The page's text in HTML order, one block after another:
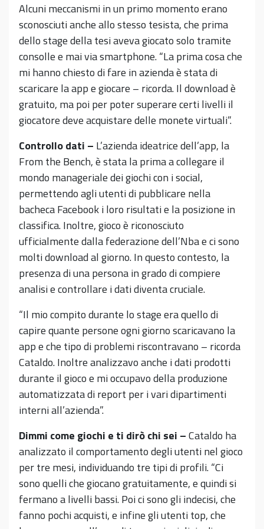
Alcuni meccanismi in un primo momento erano
sconosciuti anche allo stesso tesista, che prima
dello stage della tesi aveva giocato solo tramite
consolle e mai via smartphone. “La prima cosa che
mi hanno chiesto di fare in azienda è stata di
scaricare la app e giocare – ricorda. Il download è
gratuito, ma poi per poter superare certi livelli il
giocatore deve acquistare delle monete virtuali”.
Controllo dati – L’azienda ideatrice dell’app, la
From the Bench, è stata la prima a collegare il
mondo manageriale dei giochi con i social,
permettendo agli utenti di pubblicare nella
bacheca Facebook i loro risultati e la posizione in
classifica. Inoltre, gioco è riconosciuto
ufficialmente dalla federazione dell’Nba e ci sono
molti download al giorno. In questo contesto, la
presenza di una persona in grado di compiere
analisi e controllare i dati diventa cruciale.
“Il mio compito durante lo stage era quello di
capire quante persone ogni giorno scaricavano la
app e che tipo di problemi riscontravano – ricorda
Cataldo. Inoltre analizzavo anche i dati prodotti
durante il gioco e mi occupavo della produzione
automatizzata di report per i vari dipartimenti
interni all’azienda”.
Dimmi come giochi e ti dirò chi sei –Cataldo ha
analizzato il comportamento degli utenti nel gioco
per tre mesi, individuando tre tipi di profili. “Ci
sono quelli che giocano gratuitamente, e quindi si
fermano a livelli bassi. Poi ci sono gli indecisi, che
fanno pochi acquisti, e infine gli utenti top, che